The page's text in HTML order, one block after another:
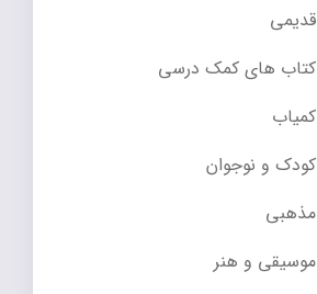
قدیمی
کتاب های کمک درسی
کمیاب
کودک و نوجوان
مذهبی
موسیقی و هنر